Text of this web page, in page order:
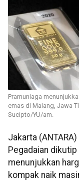
Pramuniaga
emas di Malang, Jawa
Sucipto/YU/am.
Jakarta
Pegadaian dikutip
menunjukkan
kompak naik